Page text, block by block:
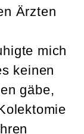
Ärzten
mich
keinen
gäbe,